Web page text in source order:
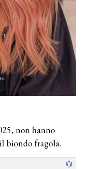
non hanno
biondo fragola.